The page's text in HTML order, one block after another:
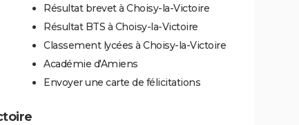
Résultat brevet à Choisy-la-Victoire
Résultat BTS à Choisy-la-Victoire
Classement lycées à Choisy-la-Victoire
Académie d'Amiens
Envoyer une carte de félicitations